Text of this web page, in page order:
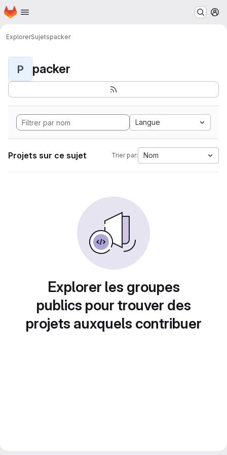
Passer au contenu principal
Page d'accueil
ExplorerSujetspacker
P packer
Langue
Projets sur ce sujet Trier par: Nom
Explorer les groupes
publics pour trouver des
projets auxquels contribuer